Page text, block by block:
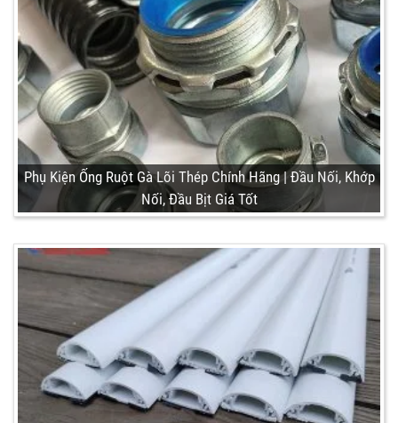
Phụ Kiện Ống Ruột Gà Lõi Thép Chính Hãng | Đầu Nối, Khớp
Nối, Đầu Bịt Giá Tốt